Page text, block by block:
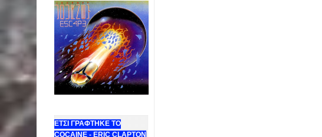
ΕΤΣΙ ΓΡΑΦΤΗΚΕ ΤΟ
COCAINE - ERIC CLAPTON